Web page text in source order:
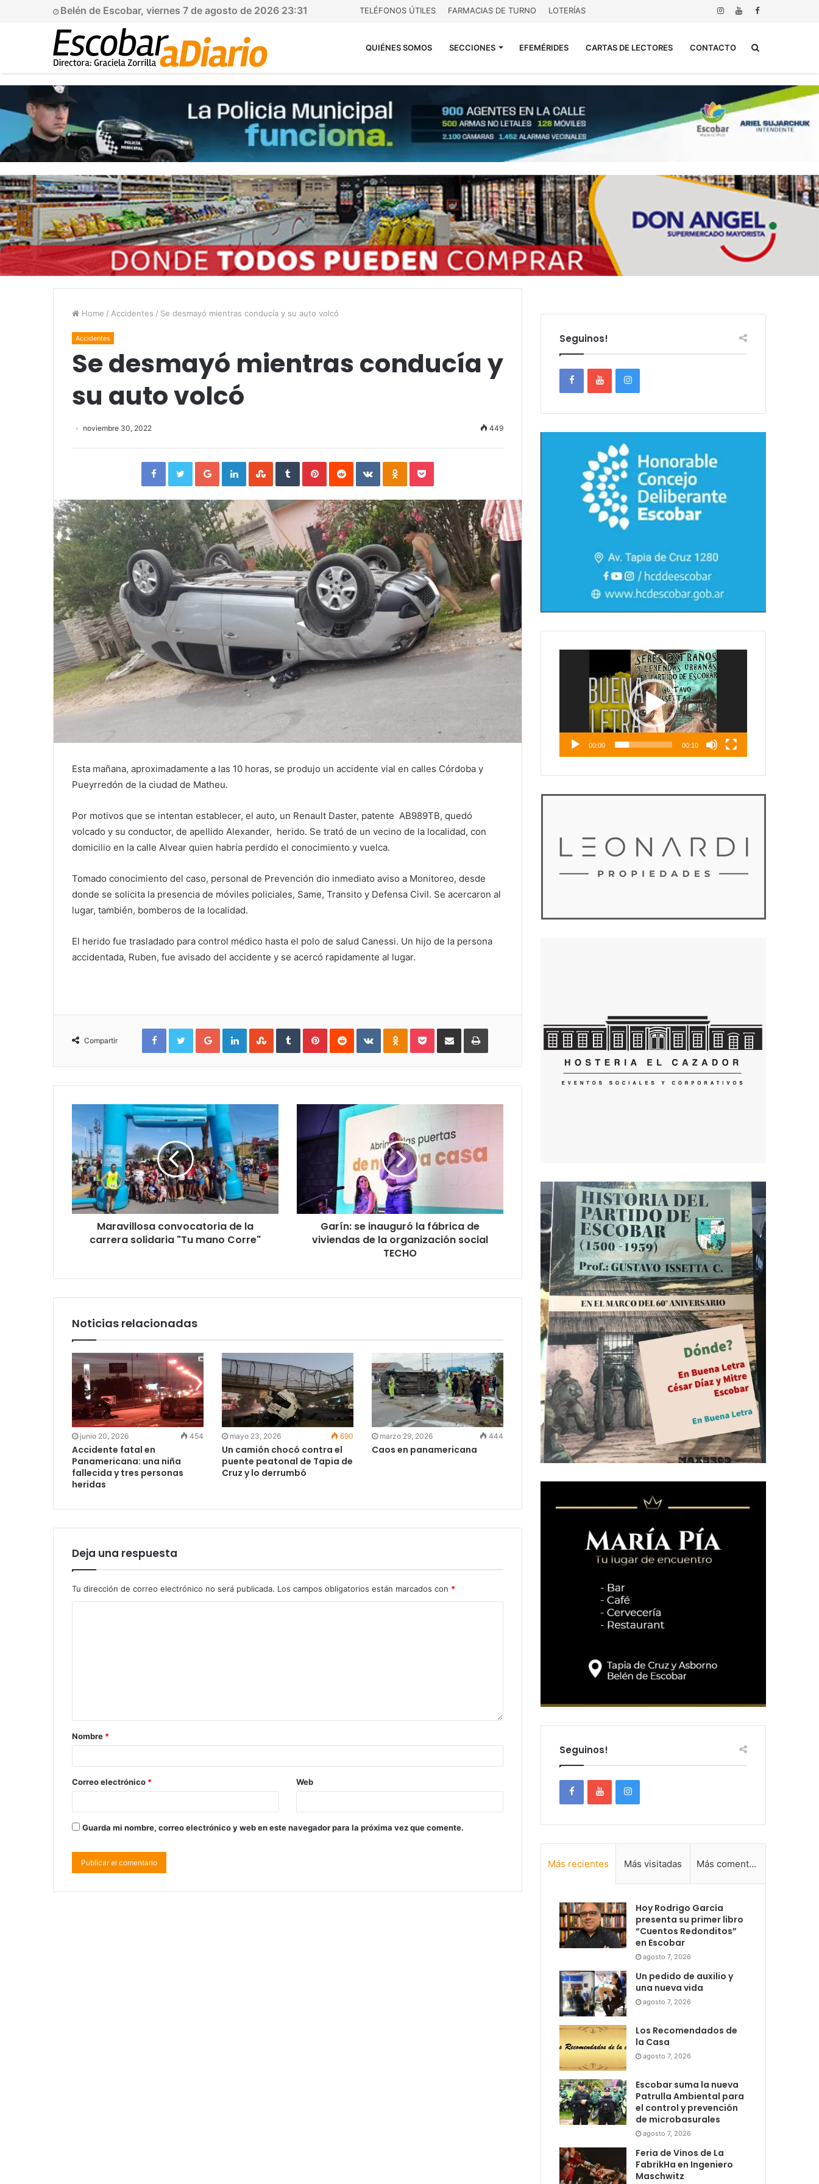
Belén de Escobar, viernes 7 de agosto de 2026 23:31 TELÉFONOS ÚTILES FARMACIAS DE TURNO LOTERÍAS
QUIÉNES SOMOS SECCIONES EFEMÉRIDES CARTAS DE LECTORES CONTACTO
Home / Accidentes / Se desmayó mientras conducía y su auto volcó
Accidentes
Se desmayó mientras conducía y
su auto volcó
noviembre 30, 2022 449
FacebookTwitterGoogle+LinkedInStumbleUpon
TumblrPinterestReddit VKontakteOdnoklassniki
Pocket
Esta mañana, aproximadamente a las 10 horas, se produjo un accidente vial en calles Córdoba y
Pueyrredón de la ciudad de Matheu.
Por motivos que se intentan establecer, el auto, un Renault Daster, patente AB989TB, quedó
volcado y su conductor, de apellido Alexander, herido. Se trató de un vecino de la localidad, con
domicilio en la calle Alvear quien habría perdido el conocimiento y vuelca.
Tomado conocimiento del caso, personal de Prevención dio inmediato aviso a Monitoreo, desde
donde se solicita la presencia de móviles policiales, Same, Transito y Defensa Civil. Se acercaron al
lugar, también, bomberos de la localidad.
El herido fue trasladado para control médico hasta el polo de salud Canessi. Un hijo de la persona
accidentada, Ruben, fue avisado del accidente y se acercó rapidamente al lugar.
Compartir
FacebookTwitterGoogle+LinkedInStumbleUpon
TumblrPinterestReddit VKontakteOdnoklassniki
PocketCompartirImprimir
Maravillosa convocatoria de la
carrera solidaria "Tu mano Corre"
Garín: se inauguró la fábrica de
viviendas de la organización social
TECHO
Noticias relacionadas
junio 20, 2026 454
Accidente fatal en
Panamericana: una niña
fallecida y tres personas
heridas
mayo 23, 2026 690
Un camión chocó contra el
puente peatonal de Tapia de
Cruz y lo derrumbó
marzo 29, 2026 444
Caos en panamericana
Deja una respuesta
Tu dirección de correo electrónico no será publicada. Los campos obligatorios están marcados con *
Nombre *
Correo electrónico * Web
Guarda mi nombre, correo electrónico y web en este navegador para la próxima vez que comente.
Seguinos!
00:00 00:10
Seguinos!
Más recientes Más visitadas Más comentadas
Hoy Rodrigo García
presenta su primer libro
“Cuentos Redonditos”
en Escobar
agosto 7, 2026
Un pedido de auxilio y
una nueva vida
agosto 7, 2026
Los Recomendados de
la Casa
agosto 7, 2026
Escobar suma la nueva
Patrulla Ambiental para
el control y prevención
de microbasurales
agosto 7, 2026
Feria de Vinos de La
FabrikHa en Ingeniero
Maschwitz